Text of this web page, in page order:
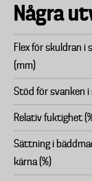
Några
Flex för skuldran i
(mm)
Stöd för svanken i
Relativ fuktighet
Sättning i
kärna (%)